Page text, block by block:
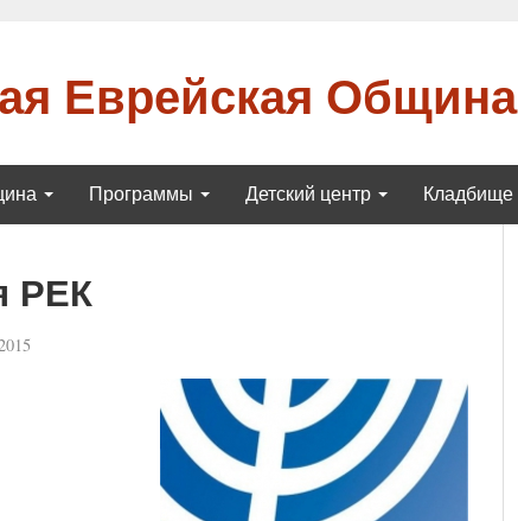
Еврейская Община
Программы Детский центр Кладбище
РЕК